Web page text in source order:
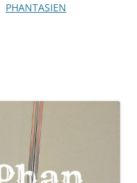
PHANTASIEN